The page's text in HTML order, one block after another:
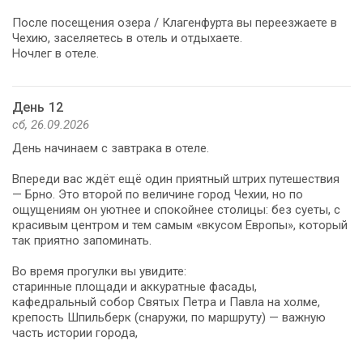
После посещения озера / Клагенфурта вы переезжаете в
Чехию, заселяетесь в отель и отдыхаете.
Ночлег в отеле.
День 12
сб, 26.09.2026
День начинаем с завтрака в отеле.
Впереди вас ждёт ещё один приятный штрих путешествия
— Брно. Это второй по величине город Чехии, но по
ощущениям он уютнее и спокойнее столицы: без суеты, с
красивым центром и тем самым «вкусом Европы», который
так приятно запоминать.
Во время прогулки вы увидите:
старинные площади и аккуратные фасады,
кафедральный собор Святых Петра и Павла на холме,
крепость Шпильберк (снаружи, по маршруту) — важную
часть истории города,